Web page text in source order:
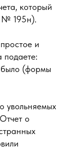
который
№ 195н).
и
подаете:
(формы
увольняемых
о